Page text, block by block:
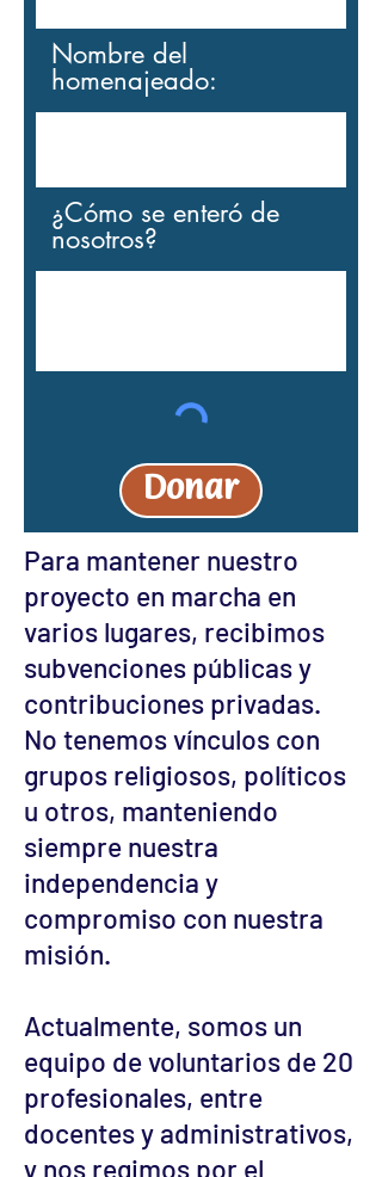
Nombre del
homenajeado:
¿Cómo se enteró de
nosotros?
Donar
Para mantener nuestro
proyecto en marcha en
varios lugares, recibimos
subvenciones públicas y
contribuciones privadas.
No tenemos vínculos con
grupos religiosos, políticos
u otros, manteniendo
siempre nuestra
independencia y
compromiso con nuestra
misión.
Actualmente, somos un
equipo de voluntarios de 20
profesionales, entre
docentes y administrativos,
y nos regimos por el